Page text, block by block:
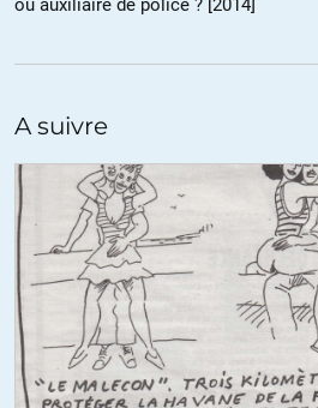
véritablement pertinent, les autres
journaliste armé d’un appareil photo
constituer une preuve de djiadisme.
+2 ALERTER
Joanna // 04.02.2015 à 05h58
Quand je vois le cas de ce M. Coulibaly
Turquie sur les ordres de Paris et qui
militaires du plan Vigipirate (fichtre !
ou auxiliaire de police ? [2014]
A suivre